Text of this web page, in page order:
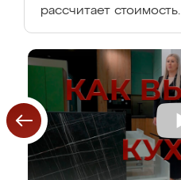
рассчитает стоимость.